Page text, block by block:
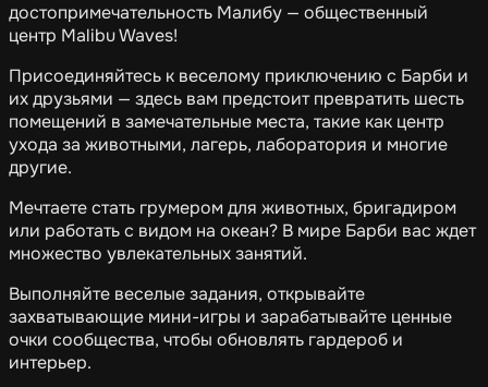
достопримечательность Малибу — общественный
центр Malibu Waves!
Присоединяйтесь к веселому приключению с Барби и
их друзьями — здесь вам предстоит превратить шесть
помещений в замечательные места, такие как центр
ухода за животными, лагерь, лаборатория и многие
другие.
Мечтаете стать грумером для животных, бригадиром
или работать с видом на океан? В мире Барби вас ждет
множество увлекательных занятий.
Выполняйте веселые задания, открывайте
захватывающие мини-игры и зарабатывайте ценные
очки сообщества, чтобы обновлять гардероб и
интерьер.